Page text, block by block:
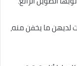
لديهن ما يخفن منه،